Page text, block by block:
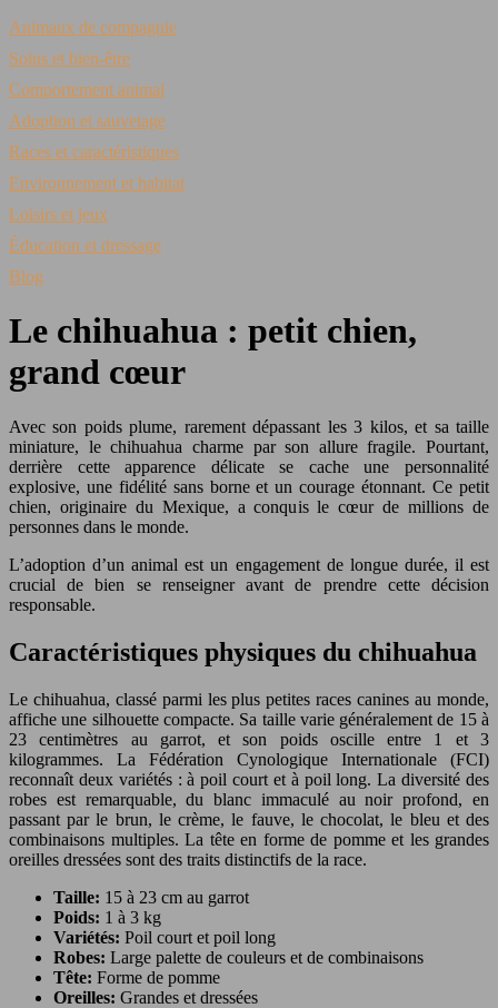
Animaux de compagnie
Soins et bien-être
Comportement animal
Adoption et sauvetage
Races et caractéristiques
Environnement et habitat
Loisirs et jeux
Éducation et dressage
Blog
Le chihuahua : petit chien,
grand cœur
Avec son poids plume, rarement dépassant les 3 kilos, et sa taille
miniature, le chihuahua charme par son allure fragile. Pourtant,
derrière cette apparence délicate se cache une personnalité
explosive, une fidélité sans borne et un courage étonnant. Ce petit
chien, originaire du Mexique, a conquis le cœur de millions de
personnes dans le monde.
L’adoption d’un animal est un engagement de longue durée, il est
crucial de bien se renseigner avant de prendre cette décision
responsable.
Caractéristiques physiques du chihuahua
Le chihuahua, classé parmi les plus petites races canines au monde,
affiche une silhouette compacte. Sa taille varie généralement de 15 à
23 centimètres au garrot, et son poids oscille entre 1 et 3
kilogrammes. La Fédération Cynologique Internationale (FCI)
reconnaît deux variétés : à poil court et à poil long. La diversité des
robes est remarquable, du blanc immaculé au noir profond, en
passant par le brun, le crème, le fauve, le chocolat, le bleu et des
combinaisons multiples. La tête en forme de pomme et les grandes
oreilles dressées sont des traits distinctifs de la race.
Taille: 15 à 23 cm au garrot
Poids: 1 à 3 kg
Variétés: Poil court et poil long
Robes: Large palette de couleurs et de combinaisons
Tête: Forme de pomme
Oreilles: Grandes et dressées